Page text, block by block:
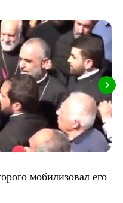
мобилизовал его